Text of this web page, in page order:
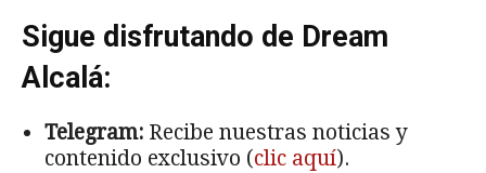
Sigue disfrutando de Dream
Alcalá:
Telegram: Recibe nuestras noticias y
contenido exclusivo (clic aquí).